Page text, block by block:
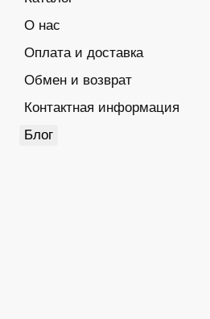
О нас
Оплата и доставка
Обмен и возврат
Контактная информация
Блог